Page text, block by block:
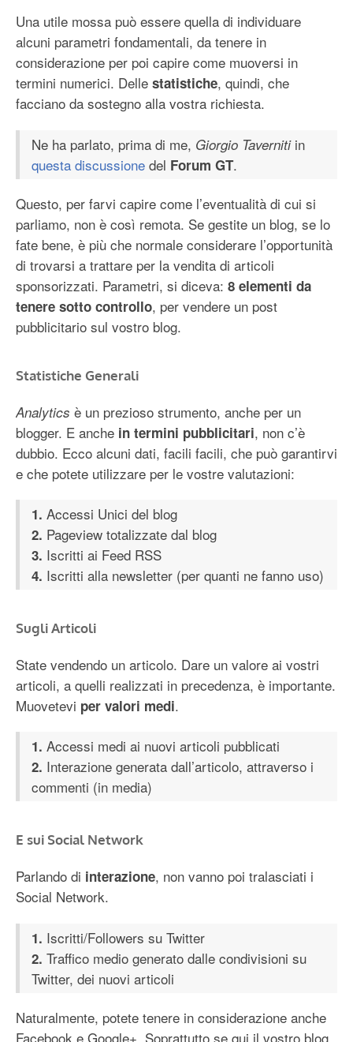
Una utile mossa può essere quella di individuare
alcuni parametri fondamentali, da tenere in
considerazione per poi capire come muoversi in
termini numerici. Delle statistiche, quindi, che
facciano da sostegno alla vostra richiesta.
Ne ha parlato, prima di me, Giorgio Tavernitiin
questa discussione del Forum GT.
Questo, per farvi capire come l’eventualità di cui si
parliamo, non è così remota. Se gestite un blog, se lo
fate bene, è più che normale considerare l’opportunità
di trovarsi a trattare per la vendita di articoli
sponsorizzati. Parametri, si diceva: 8 elementi da
tenere sotto controllo, per vendere un post
pubblicitario sul vostro blog.
Statistiche Generali
Analytics è un prezioso strumento, anche per un
blogger. E anche in termini pubblicitari, non c’è
dubbio. Ecco alcuni dati, facili facili, che può garantirvi
e che potete utilizzare per le vostre valutazioni:
1. Accessi Unici del blog
2. Pageview totalizzate dal blog
3. Iscritti ai Feed RSS
4. Iscritti alla newsletter (per quanti ne fanno uso)
Sugli Articoli
State vendendo un articolo. Dare un valore ai vostri
articoli, a quelli realizzati in precedenza, è importante.
Muovetevi per valori medi.
1. Accessi medi ai nuovi articoli pubblicati
2. Interazione generata dall’articolo, attraverso i
commenti (in media)
E sui Social Network
Parlando di interazione, non vanno poi tralasciati i
Social Network.
1. Iscritti/Followers su Twitter
2. Traffico medio generato dalle condivisioni su
Twitter, dei nuovi articoli
Naturalmente, potete tenere in considerazione anche
Facebook e Google+. Soprattutto se qui il vostro blog